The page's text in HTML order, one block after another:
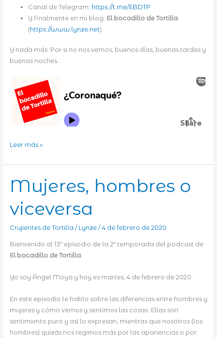
Canal de Telegram: https://t.me/EBDTP
Y finalmente en mi blog: El bocadillo de Tortilla
(https://www.lynze.net)
Y nada más. Por si no nos vemos, buenos días, buenas tardes y
buenas noches.
¿Coronaqué?
Leer más »
Mujeres, hombres o
viceversa
Crujientes de Tortilla / Lynze / 4 de febrero de 2020
Bienvenido al 13º episodio de la 2ª temporada del podcast de
El bocadillo de Tortilla.
Yo soy Ángel Moya y hoy es martes, 4 de febrero de 2020.
En este episodio te hablo sobre las diferencias entre hombres y
mujeres y cómo vemos y sentimos las cosas. Ellas son
sentimiento puro y así lo expresan, mientras que nosotros (los
hombres) quizás nos regimos más por las apariencias o por